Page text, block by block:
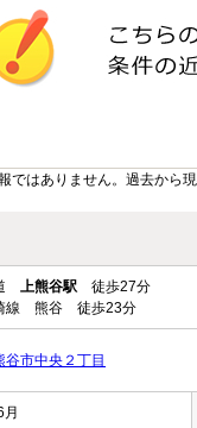
ではありません。過去から
上熊谷駅 徒歩27分
線 熊谷 徒歩23分
谷市中央２丁目